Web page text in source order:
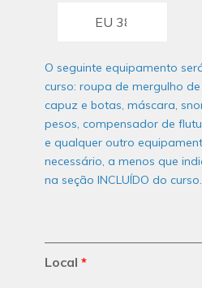
O seguinte equipamento
curso: roupa de mergulho
capuz e botas, máscara,
pesos, compensador de
e qualquer outro
necessário, a menos que
na seção INCLUÍDO do curso.
Local *